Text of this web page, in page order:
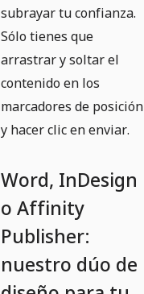
subrayar tu confianza.
Sólo tienes que
arrastrar y soltar el
contenido en los
marcadores de posición
y hacer clic en enviar.
Word, InDesign
o Affinity
Publisher:
nuestro dúo de